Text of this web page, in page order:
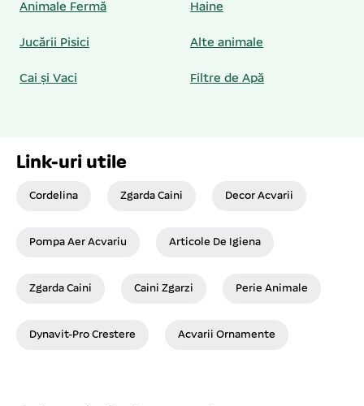
Animale Fermă Haine
Jucării Pisici Alte animale
Cai și Vaci Filtre de Apă
Link-uri utile
Cordelina Zgarda Caini Decor Acvarii
Pompa Aer Acvariu Articole De Igiena
Zgarda Caini Caini Zgarzi Perie Animale
Dynavit-Pro Crestere Acvarii Ornamente